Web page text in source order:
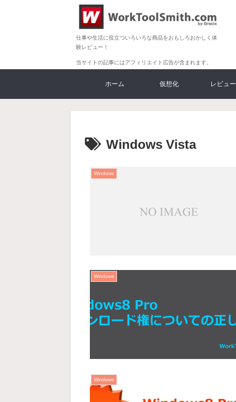
仕事や生活に役立ついろいろな商品をおもしろおかしく体
験レビュー！
当サイトの記事にはアフィリエイト広告が含まれます。
ホーム 仮想化 レビュー
Windows Vista
Windows
Windows
Windows